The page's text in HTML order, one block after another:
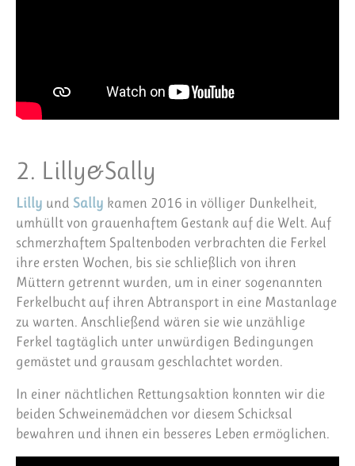
2. Lilly&Sally
Lilly und Sally kamen 2016 in völliger Dunkelheit,
umhüllt von grauenhaftem Gestank auf die Welt. Auf
schmerzhaftem Spaltenboden verbrachten die Ferkel
ihre ersten Wochen, bis sie schließlich von ihren
Müttern getrennt wurden, um in einer sogenannten
Ferkelbucht auf ihren Abtransport in eine Mastanlage
zu warten. Anschließend wären sie wie unzählige
Ferkel tagtäglich unter unwürdigen Bedingungen
gemästet und grausam geschlachtet worden.
In einer nächtlichen Rettungsaktion konnten wir die
beiden Schweinemädchen vor diesem Schicksal
bewahren und ihnen ein besseres Leben ermöglichen.